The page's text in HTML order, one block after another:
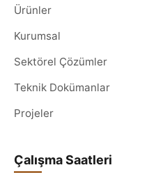
Ürünler
Kurumsal
Sektörel Çözümler
Teknik Dokümanlar
Projeler
Çalışma Saatleri